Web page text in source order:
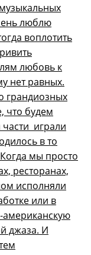
люблю
воплотить
любовь к
нет равных.
грандиозных
что будем
играли
в то
мы просто
ресторанах,
исполняли
или в
американскую
джаза. И